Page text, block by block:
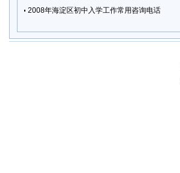
2008年海淀区初中入学工作常用咨询电话